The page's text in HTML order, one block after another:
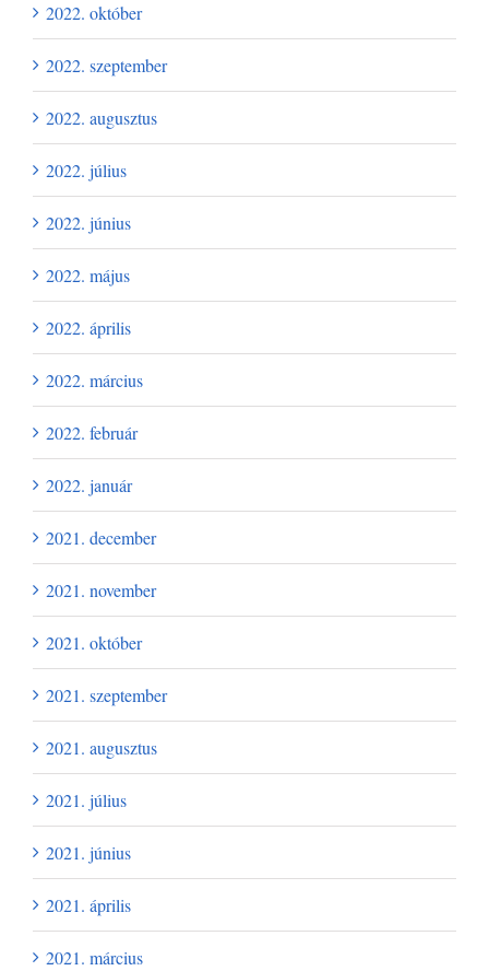
2022. október
2022. szeptember
2022. augusztus
2022. július
2022. június
2022. május
2022. április
2022. március
2022. február
2022. január
2021. december
2021. november
2021. október
2021. szeptember
2021. augusztus
2021. július
2021. június
2021. április
2021. március